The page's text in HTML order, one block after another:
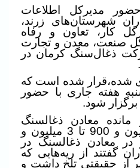
مدیرکل اطلاعات
شهرستان‌های زرند،
کار، تعاون و رفاه
صنعت، معدن و تجارت
ذغال‌سنگ کرمان در
شده،قرار شده است که
هفته جاری با حضور
‌شود.
معادن ذغالسنگ
از حقوق 2 میلیون و 900 تا 3 میلیون و
در معادن ذغالسنگ در
گفتند از ریه‌هایی که
حقیقتی تلخ داشت و